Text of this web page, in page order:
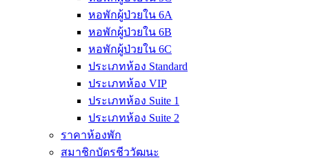
หอพักผู้ป่วยใน 6A
หอพักผู้ป่วยใน 6B
หอพักผู้ป่วยใน 6C
ประเภทห้อง Standard
ประเภทห้อง VIP
ประเภทห้อง Suite 1
ประเภทห้อง Suite 2
ราคาห้องพัก
สมาชิกบัตรชีววัฒนะ